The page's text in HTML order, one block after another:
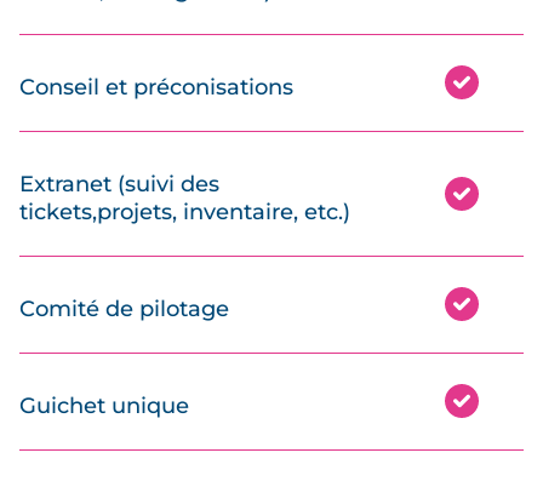
Conseil et préconisations
Extranet (suivi des
tickets,projets, inventaire, etc.)
Comité de pilotage
Guichet unique